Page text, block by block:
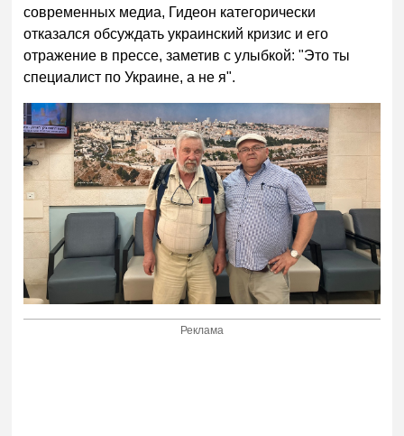
современных медиа, Гидеон категорически
отказался обсуждать украинский кризис и его
отражение в прессе, заметив с улыбкой: "Это ты
специалист по Украине, а не я".
Реклама